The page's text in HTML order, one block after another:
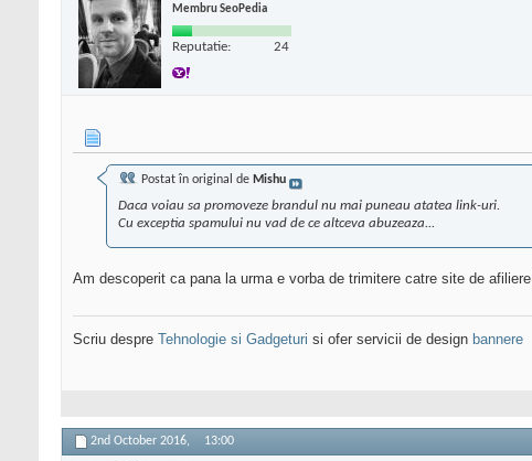
Membru SeoPedia
Reputatie: 24
Postat în original de Mishu
Daca voiau sa promoveze brandul nu mai puneau atatea link-uri.
Cu exceptia spamului nu vad de ce altceva abuzeaza...
Am descoperit ca pana la urma e vorba de trimitere catre site de afiliere
Scriu despre Tehnologie si Gadgeturi si ofer servicii de design bannere
2nd October 2016, 13:00